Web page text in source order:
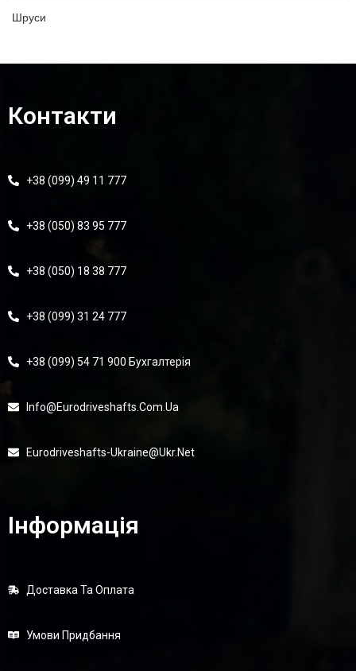
Шруси
Контакти
+38 (099) 49 11 777
+38 (050) 83 95 777
+38 (050) 18 38 777
+38 (099) 31 24 777
+38 (099) 54 71 900 Бухгалтерія
Info@eurodriveshafts.com.ua
Eurodriveshafts-Ukraine@ukr.net
Інформація
Доставка Та Оплата
Умови Придбання